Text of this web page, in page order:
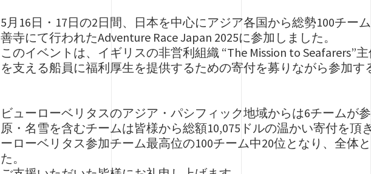
5月16日・17日の2日間、日本を中心にアジア各国から総勢100チー
善寺にて行われたAdventure Race Japan 2025に参加しました。
このイベントは、イギリスの非営利組織 “The Mission to Seafarers”
を支える船員に福利厚生を提供するための寄付を募りながら参加す
ビューローベリタスのアジア・パシフィック地域からは6チームが
原・名雪を含むチームは皆様から総額10,075ドルの温かい寄付を頂
ーローベリタス参加チーム最高位の100チーム中20位となり、全体
た。